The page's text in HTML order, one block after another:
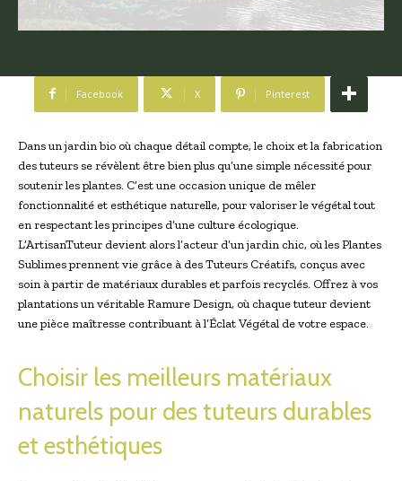
Facebook X Pinterest
Dans un jardin bio où chaque détail compte, le choix et la fabrication
des tuteurs se révèlent être bien plus qu’une simple nécessité pour
soutenir les plantes. C’est une occasion unique de mêler
fonctionnalité et esthétique naturelle, pour valoriser le végétal tout
en respectant les principes d’une culture écologique.
L’ArtisanTuteur devient alors l’acteur d’un jardin chic, où les Plantes
Sublimes prennent vie grâce à des Tuteurs Créatifs, conçus avec
soin à partir de matériaux durables et parfois recyclés. Offrez à vos
plantations un véritable Ramure Design, où chaque tuteur devient
une pièce maîtresse contribuant à l’Éclat Végétal de votre espace.
Choisir les meilleurs matériaux
naturels pour des tuteurs durables
et esthétiques